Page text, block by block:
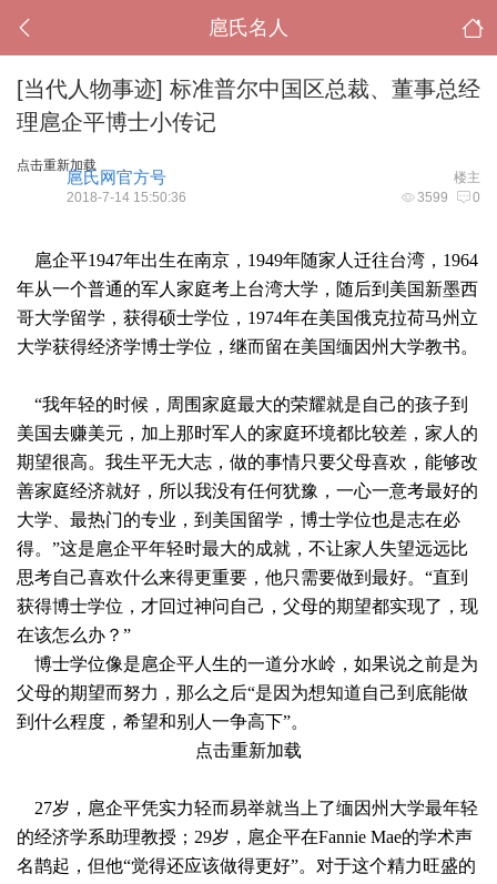
扈氏名人
[当代人物事迹] 标准普尔中国区总裁、董事总经
理扈企平博士小传记
点击重新加载
楼主
扈氏网官方号
3599 0
2018-7-14 15:50:36
扈企平1947年出生在南京，1949年随家人迁往台湾，1964
年从一个普通的军人家庭考上台湾大学，随后到美国新墨西
哥大学留学，获得硕士学位，1974年在美国俄克拉荷马州立
大学获得经济学博士学位，继而留在美国缅因州大学教书。
“我年轻的时候，周围家庭最大的荣耀就是自己的孩子到
美国去赚美元，加上那时军人的家庭环境都比较差，家人的
期望很高。我生平无大志，做的事情只要父母喜欢，能够改
善家庭经济就好，所以我没有任何犹豫，一心一意考最好的
大学、最热门的专业，到美国留学，博士学位也是志在必
得。”这是扈企平年轻时最大的成就，不让家人失望远远比
思考自己喜欢什么来得更重要，他只需要做到最好。“直到
获得博士学位，才回过神问自己，父母的期望都实现了，现
在该怎么办？”
博士学位像是扈企平人生的一道分水岭，如果说之前是为
父母的期望而努力，那么之后“是因为想知道自己到底能做
到什么程度，希望和别人一争高下”。
点击重新加载
27岁，扈企平凭实力轻而易举就当上了缅因州大学最年轻
的经济学系助理教授；29岁，扈企平在Fannie Mae的学术声
名鹊起，但他“觉得还应该做得更好”。对于这个精力旺盛的